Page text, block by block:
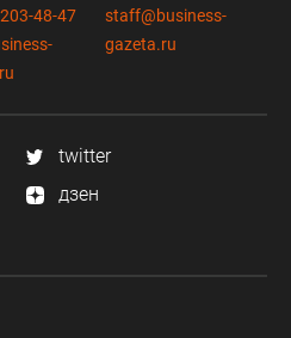
48-47
staff@business-
gazeta.ru
twitter
дзен